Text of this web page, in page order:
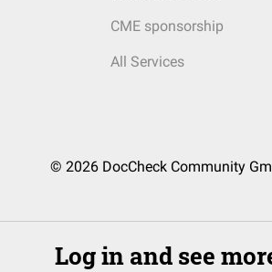
CME sponsorship
All Services
© 2026 DocCheck Community
Log in and see